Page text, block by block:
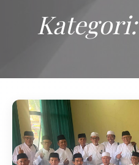
Kategori: